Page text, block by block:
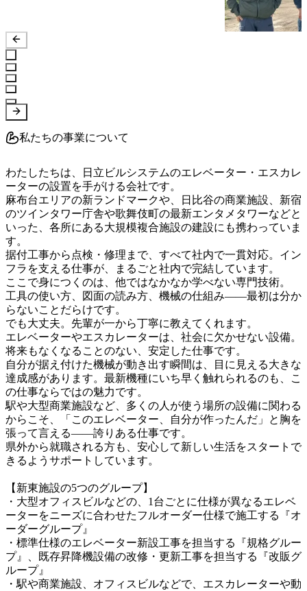
私たちの事業について
わたしたちは、日立ビルシステムのエレベーター・エスカレ
ーターの設置を手がける会社です。
麻布台エリアの新ランドマークや、日比谷の商業施設、新宿
のツインタワー庁舎や歌舞伎町の最新エンタメタワーなどと
いった、各所にある大規模複合施設の建設にも携わっていま
す。
据付工事から点検・修理まで、すべて社内で一貫対応。イン
フラを支える仕事が、まるごと社内で完結しています。
ここで身につくのは、他ではなかなか学べない専門技術。
工具の使い方、図面の読み方、機械の仕組み——最初は分か
らないことだらけです。
でも大丈夫。先輩が一から丁寧に教えてくれます。
エレベーターやエスカレーターは、社会に欠かせない設備。
将来もなくなることのない、安定した仕事です。
自分が据え付けた機械が動き出す瞬間は、目に見える大きな
達成感があります。最新機種にいち早く触れられるのも、こ
の仕事ならではの魅力です。
駅や大型商業施設など、多くの人が使う場所の設備に関わる
からこそ、「このエレベーター、自分が作ったんだ」と胸を
張って言える——誇りある仕事です。
県外から就職される方も、安心して新しい生活をスタートで
きるようサポートしています。
【新東施設の5つのグループ】
・大型オフィスビルなどの、1台ごとに仕様が異なるエレベ
ーターをニーズに合わせたフルオーダー仕様で施工する『オ
ーダーグループ』
・標準仕様のエレベーター新設工事を担当する『規格グルー
プ』、既存昇降機設備の改修・更新工事を担当する『改販グ
ループ』
・駅や商業施設、オフィスビルなどで、エスカレーターや動